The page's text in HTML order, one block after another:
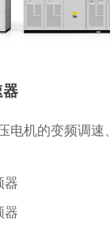
器
电机的变频调速
器
器
纸、水利工程的
能系统
，满足企业峰谷